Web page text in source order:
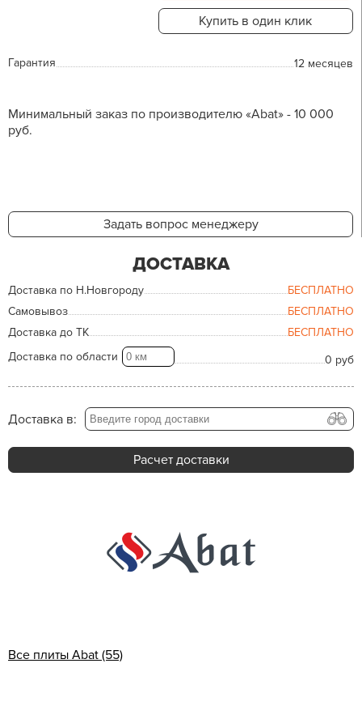
Купить в один клик
Гарантия 12 месяцев
Минимальный заказ по производителю «Abat» - 10 000
руб.
Задать вопрос менеджеру
ДОСТАВКА
Доставка по Н.Новгороду
БЕСПЛАТНО
Самовывоз
БЕСПЛАТНО
Доставка до ТК
БЕСПЛАТНО
Доставка по области
0 руб
Доставка в:
Расчет доставки
Все плиты Abat (55)